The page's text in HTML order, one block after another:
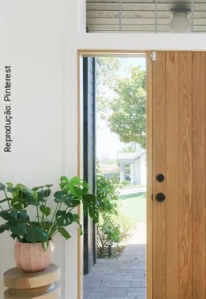
Reprodução: Pinterest